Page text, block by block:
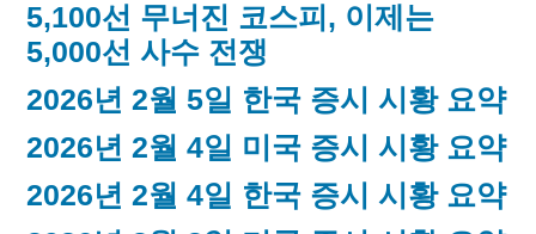
5,100선 무너진 코스피, 이제는
5,000선 사수 전쟁
2026년 2월 5일 한국 증시 시황 요약
2026년 2월 4일 미국 증시 시황 요약
2026년 2월 4일 한국 증시 시황 요약